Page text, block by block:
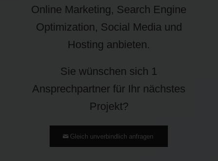
Online Marketing, Search Engine
Optimization, Social Media und
Hosting anbieten.
Sie wünschen sich 1
Ansprechpartner für Ihr nächstes
Projekt?
Gleich unverbindlich anfragen